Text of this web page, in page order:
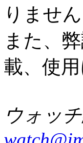
りません
また、
載、使
ウォッ